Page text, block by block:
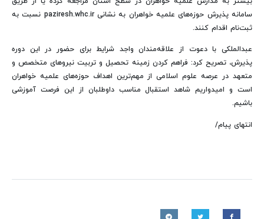
سامانه پذیرش حوزه‌های علمیه خواهران به نشانی paziresh.whc.ir نسبت به
ثبت‌نام اقدام کنند.
عبدالملکی با دعوت از علاقه‌مندان واجد شرایط برای حضور در این دوره
پذیرش، تصریح کرد: فراهم کردن زمینه تحصیل و تربیت نیروهای متخصص و
متعهد در عرصه علوم اسلامی از مهم‌ترین اهداف حوزه‌های علمیه خواهران
است و امیدواریم شاهد استقبال مناسب داوطلبان از این فرصت آموزشی
باشیم.
انتهای پیام/